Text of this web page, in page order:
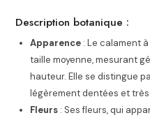
Description botanique :
Apparence : Le calament
taille moyenne, mesurant
hauteur. Elle se distingue
légèrement dentées et
Fleurs : Ses fleurs, qui